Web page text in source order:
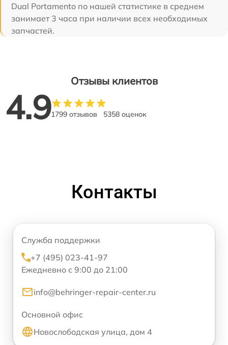
Dual Portamento по нашей статистике в среднем
занимает 3 часа при наличии всех необходимых
запчастей.
Отзывы клиентов
4.91799 отзывов 5358 оценок
Контакты
Служба поддержки
+7 (495) 023-41-97
Ежедневно с 9:00 до 21:00
info@behringer-repair-center.ru
Основной офис
Новослободская улица, дом 4